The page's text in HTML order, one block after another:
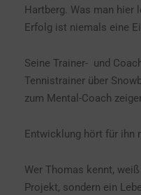
Hartberg. Was man hier
Erfolg ist niemals eine
Seine Trainer- und
Tennistrainer über
zum Mental-Coach
Entwicklung hört für ihn
Wer Thomas kennt,
Projekt, sondern ein